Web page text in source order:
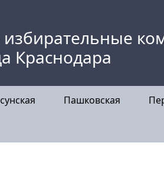
Краснодара
Пашковская